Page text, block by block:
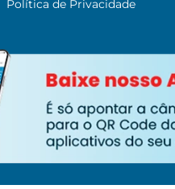
Política de Privacidade